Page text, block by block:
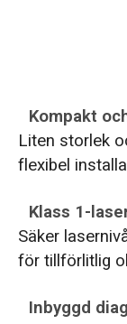
Kompakt
Liten storlek
flexibel
Klass 1-
Säker
för tillförlitlig
Inbyggd